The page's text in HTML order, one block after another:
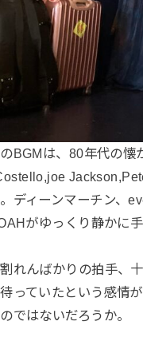
BGMは、80年代の懐
ディーンマーチン、
がゆっくり静かに
れんばかりの拍手、
っていたという感情
ではないだろうか。